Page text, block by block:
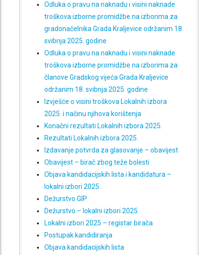
Odluka o pravu na naknadu i visini naknade
troškova izborne promidžbe na izborima za
gradonačelnika Grada Kraljevice održanim 18.
svibnja 2025. godine
Odluka o pravu na naknadu i visini naknade
troškova izborne promidžbe na izborima za
članove Gradskog vijeća Grada Kraljevice
održanim 18. svibnja 2025. godine
Izvješće o visini troškova Lokalnih izbora
2025. i načinu njihova korištenja
Konačni rezultati Lokalnih izbora 2025.
Rezultati Lokalnih izbora 2025.
Izdavanje potvrda za glasovanje – obavijest
Obavijest – birač zbog teže bolesti
Objava kandidacijskih lista i kandidatura –
lokalni izbori 2025.
Dežurstvo GIP
Dežurstvo – lokalni izbori 2025
Lokalni izbori 2025 – registar birača
Postupak kandidiranja
Objava kandidacijskih lista